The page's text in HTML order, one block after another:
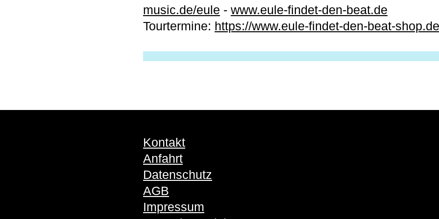
music.de/eule - www.eule-findet-den-beat.de
Tourtermine: https://www.eule-findet-den-beat-
Kontakt
Anfahrt
Datenschutz
AGB
Impressum